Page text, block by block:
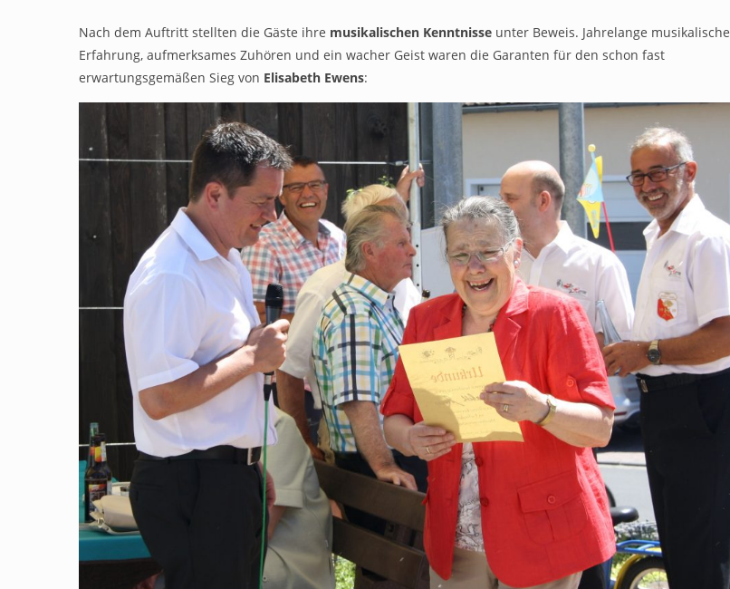
Nach dem Auftritt stellten die Gäste ihre musikalischen Kenntnisse unter Beweis. Jahrelange musikalische
Erfahrung, aufmerksames Zuhören und ein wacher Geist waren die Garanten für den schon fast
erwartungsgemäßen Sieg von Elisabeth Ewens: